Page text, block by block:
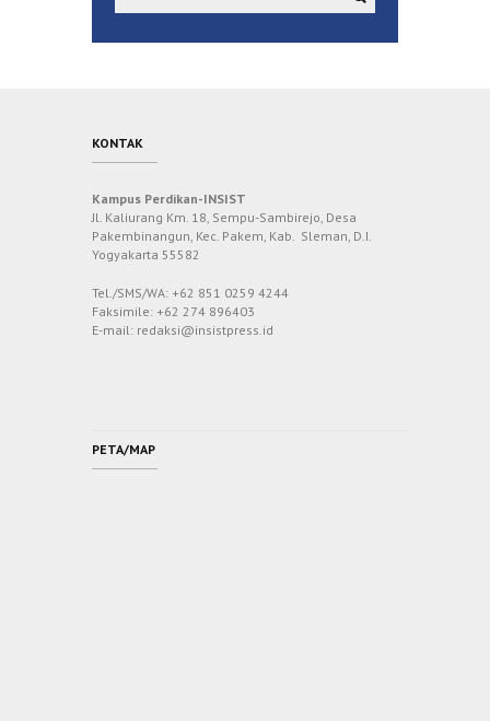
KONTAK
Kampus Perdikan-INSIST
Jl. Kaliurang Km. 18, Sempu-Sambirejo, Desa
Pakembinangun, Kec. Pakem, Kab. Sleman, D.I.
Yogyakarta 55582
Tel./SMS/WA: +62 851 0259 4244
Faksimile: +62 274 896403
E-mail: redaksi@insistpress.id
PETA/MAP